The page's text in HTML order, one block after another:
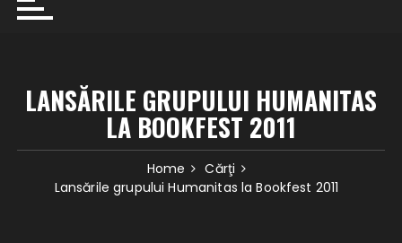
LANSĂRILE GRUPULUI HUMANITAS
LA BOOKFEST 2011
Home
Cărţi
Lansările grupului Humanitas la Bookfest 2011